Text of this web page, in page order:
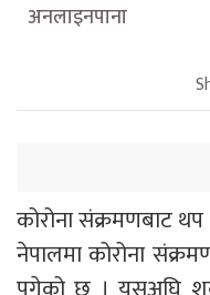
अनलाइनपाना
कोरोना संक्रमणबाट
नेपालमा कोरोना